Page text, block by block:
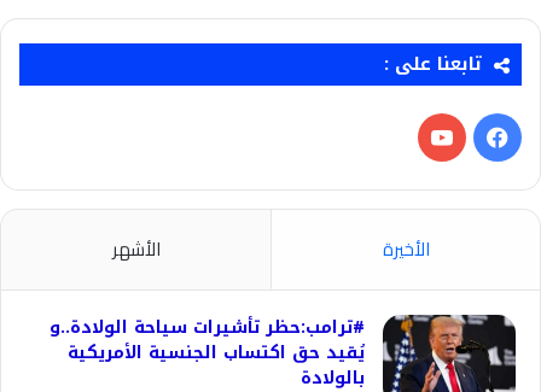
تابعنا على :
فيسبوك‫YouTube
الأخيرة الأشهر
#ترامب:حظر تأشيرات سياحة الولادة..و
يُقيد حق اكتساب الجنسية الأمريكية
بالولادة